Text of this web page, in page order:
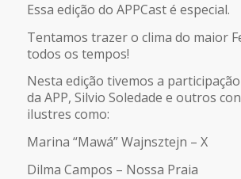
LINK
INCORPORAR
Essa edição do APPCast é especial.
Tentamos trazer o clima do maior
todos os tempos!
Nesta edição tivemos a
da APP, Silvio Soledade e outros
ilustres como:
Marina “Mawá” Wajnsztejn – X
Dilma Campos – Nossa Praia